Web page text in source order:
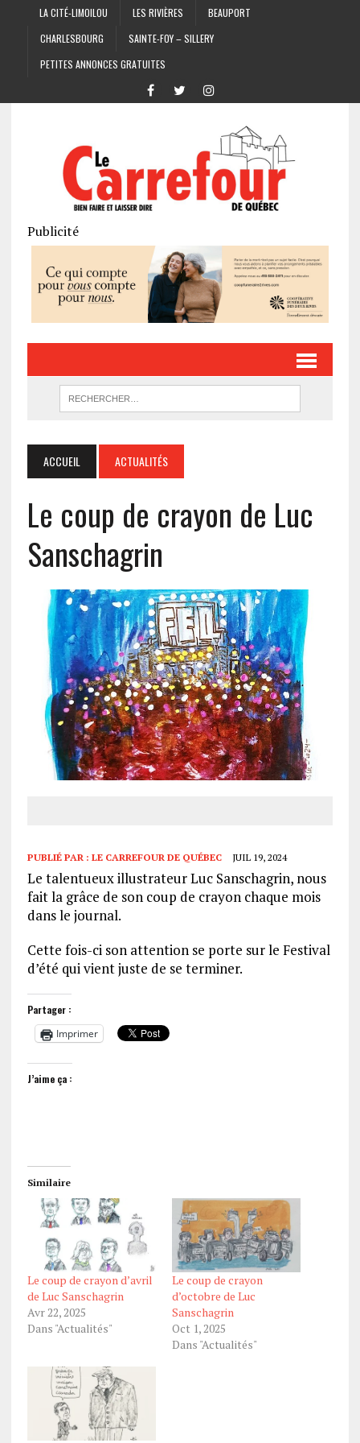
LA CITÉ-LIMOILOU LES RIVIÈRES
BEAUPORT
CHARLESBOURG
SAINTE-FOY – SILLERY
PETITES ANNONCES GRATUITES
Publicité
ACCUEIL ACTUALITÉS
Le coup de crayon de Luc
Sanschagrin
PUBLIÉ PAR : LE CARREFOUR DE QUÉBEC JUIL 19, 2024
Le talentueux illustrateur Luc Sanschagrin, nous
fait la grâce de son coup de crayon chaque mois
dans le journal.
Cette fois-ci son attention se porte sur le Festival
d’été qui vient juste de se terminer.
Partager :
Imprimer
J’aime ça :
Similaire
Le coup de crayon d’avril
de Luc Sanschagrin
Avr 22, 2025
Dans "Actualités"
Le coup de crayon
d’octobre de Luc
Sanschagrin
Oct 1, 2025
Dans "Actualités"